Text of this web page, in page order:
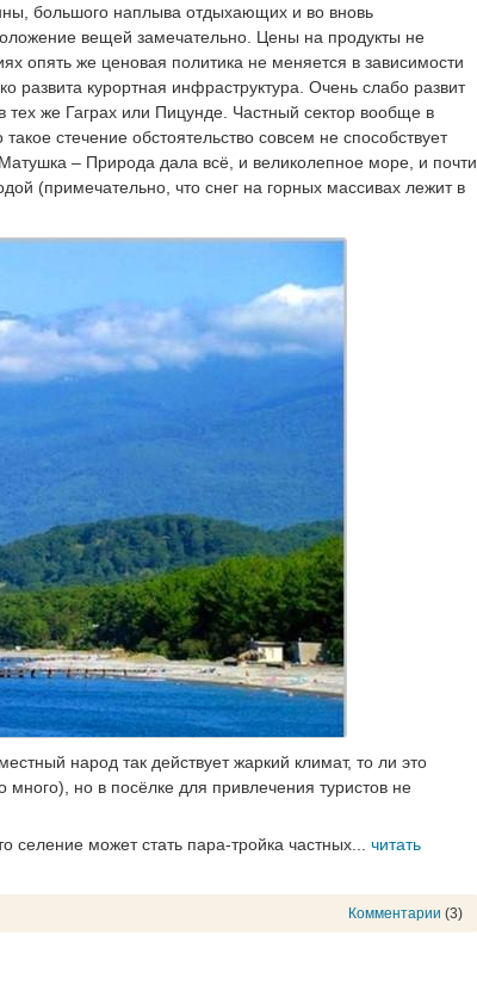
большого наплыва отдыхающих и во вновь
вещей замечательно. Цены на продукты не
опять же ценовая политика не меняется в зависимости
курортная инфраструктура. Очень слабо развит
же Гаграх или Пицунде. Частный сектор вообще в
стечение обстоятельство совсем не способствует
– Природа дала всё, и великолепное море, и почти
(примечательно, что снег на горных массивах лежит в
народ так действует жаркий климат, то ли это
много), но в посёлке для привлечения туристов не
селение может стать пара-тройка частных... читать
Комментарии (3)